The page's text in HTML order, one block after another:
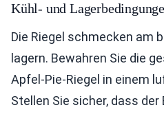
Kühl- und
Die Riegel schmecken am
lagern. Bewahren Sie die
Apfel-Pie-Riegel in einem
Stellen Sie sicher, dass der